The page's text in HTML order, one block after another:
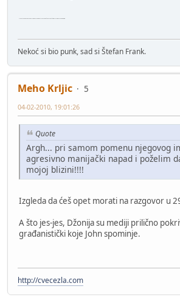
Nekoć si bio punk, sad si Štefan Frank.
Meho Krljic
5
04-02-2010, 19:01:26
Quote
Argh... pri samom pomenu njegovog
agresivno manijački napad i poželim
mojoj blizini!!!!
Izgleda da ćeš opet morati na razgovor u
A što jes-jes, Džonija su mediji prilično
građanistički koje John spominje.
http://cvecezla.com